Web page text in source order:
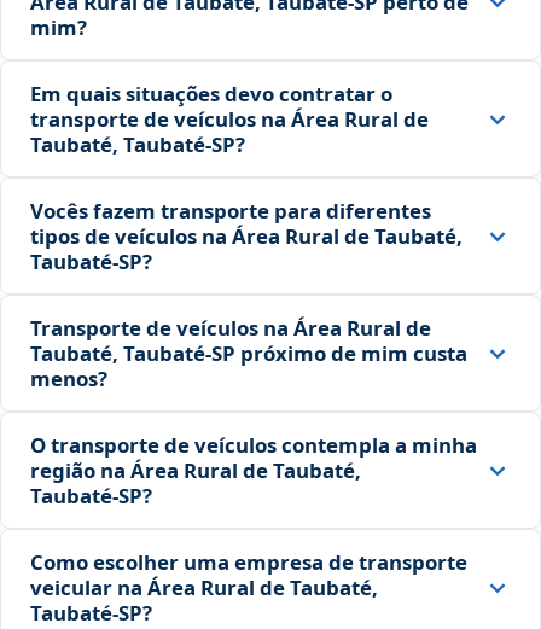
mim?
Em quais situações devo contratar o
transporte de veículos na Área Rural de
Taubaté, Taubaté‑SP?
Vocês fazem transporte para diferentes
tipos de veículos na Área Rural de Taubaté,
Taubaté‑SP?
Transporte de veículos na Área Rural de
Taubaté, Taubaté‑SP próximo de mim custa
menos?
O transporte de veículos contempla a minha
região na Área Rural de Taubaté,
Taubaté‑SP?
Como escolher uma empresa de transporte
veicular na Área Rural de Taubaté,
Taubaté‑SP?